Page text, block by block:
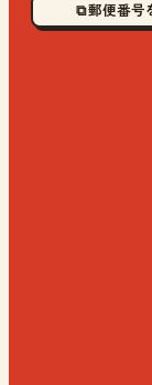
⧉ 郵便番号